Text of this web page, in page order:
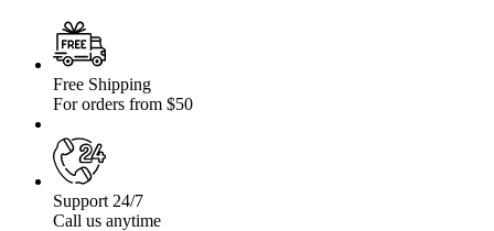
R15
Free Shipping
For orders from $50
Support 24/7
Call us anytime